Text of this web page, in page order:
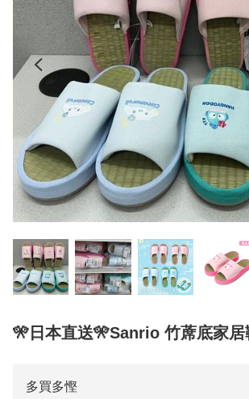
🎌日本直送🎌Sanrio 竹蓆底家居
多買多慳